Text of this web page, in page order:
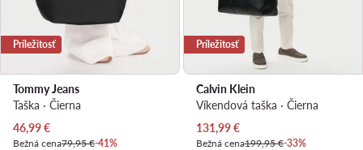
Príležitosť
Tommy Jeans
Taška · Čierna
Aktuálna cena
46,99€
Bežná cena79,95 €-41%
Príležitosť
Calvin Klein
Víkendová taška · Čierna
Aktuálna cena
131,99€
Bežná cena199,95 €-33%